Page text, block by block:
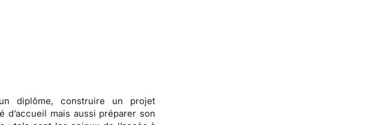
diplôme,construire un projet
mais aussi préparer son